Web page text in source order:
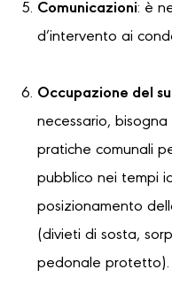
Comunicazioni: è
d’intervento ai
Occupazione del
necessario,
pratiche comunali
pubblico nei tempi
posizionamento
(divieti di sosta,
pedonale protetto).